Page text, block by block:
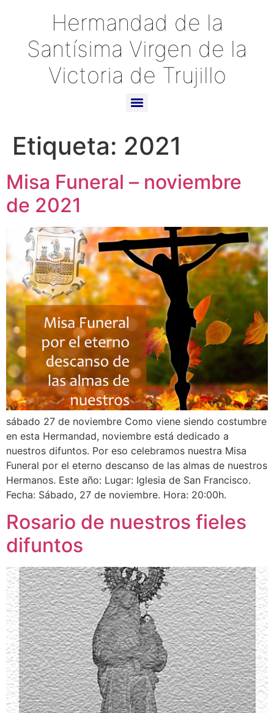
Hermandad de la
Santísima Virgen de la
Victoria de Trujillo
Etiqueta: 2021
Misa Funeral – noviembre
de 2021
sábado 27 de noviembre Como viene siendo costumbre
en esta Hermandad, noviembre está dedicado a
nuestros difuntos. Por eso celebramos nuestra Misa
Funeral por el eterno descanso de las almas de nuestros
Hermanos. Este año: Lugar: Iglesia de San Francisco.
Fecha: Sábado, 27 de noviembre. Hora: 20:00h.
Rosario de nuestros fieles
difuntos